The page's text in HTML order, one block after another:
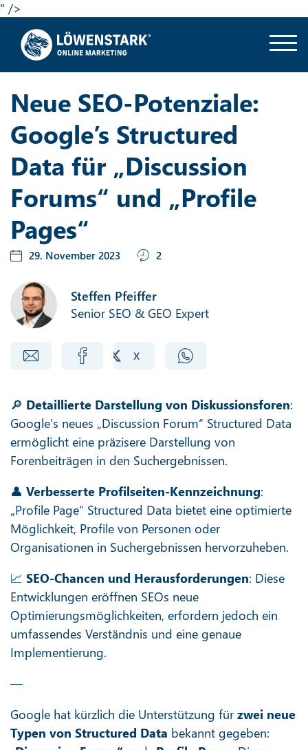
" />
Neue SEO-Potenziale:
Google’s Structured
Data für „Discussion
Forums“ und „Profile
Pages“
29. November 2023 2
Steffen Pfeiffer
Senior SEO & GEO Expert
🔎 Detaillierte Darstellung von Diskussionsforen:
Google’s neues „Discussion Forum“ Structured Data
ermöglicht eine präzisere Darstellung von
Forenbeiträgen in den Suchergebnissen.
👤 Verbesserte Profilseiten-Kennzeichnung:
„Profile Page“ Structured Data bietet eine optimierte
Möglichkeit, Profile von Personen oder
Organisationen in Suchergebnissen hervorzuheben.
📈 SEO-Chancen und Herausforderungen: Diese
Entwicklungen eröffnen SEOs neue
Optimierungsmöglichkeiten, erfordern jedoch ein
umfassendes Verständnis und eine genaue
Implementierung.
—
Google hat kürzlich die Unterstützung fürzwei neue
Typen von Structured Data bekannt gegeben: